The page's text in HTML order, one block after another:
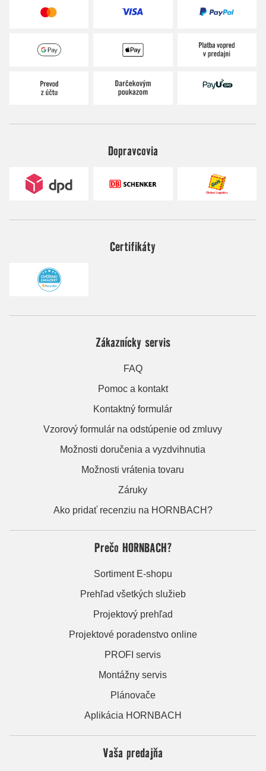
Dopravcovia
Certifikáty
Zákaznícky servis
FAQ
Pomoc a kontakt
Kontaktný formulár
Vzorový formulár na odstúpenie od zmluvy
Možnosti doručenia a vyzdvihnutia
Možnosti vrátenia tovaru
Záruky
Ako pridať recenziu na HORNBACH?
Prečo HORNBACH?
Sortiment E-shopu
Prehľad všetkých služieb
Projektový prehľad
Projektové poradenstvo online
PROFI servis
Montážny servis
Plánovače
Aplikácia HORNBACH
Vaša predajňa